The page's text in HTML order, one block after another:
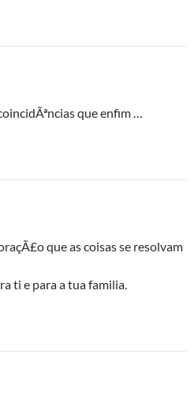
que enfim …
que as coisas se resolvam
ti e para a tua familia.